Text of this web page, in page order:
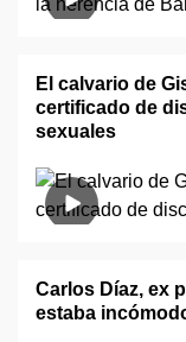
El calvario de
certificado de
sexuales
Carlos Díaz, ex
estaba